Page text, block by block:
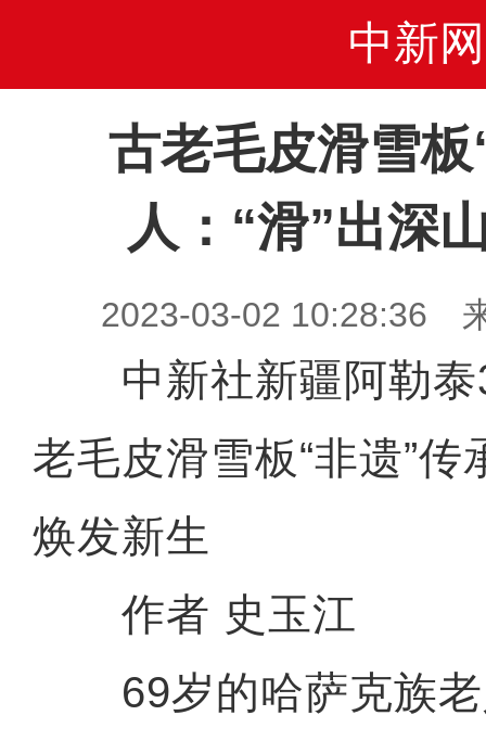
中新网
古老毛皮滑雪
人：“滑”出深
2023-03-02 10:28:36
中新社新疆阿勒泰
老毛皮滑雪板“非遗”传
焕发新生
作者 史玉江
69岁的哈萨克族老